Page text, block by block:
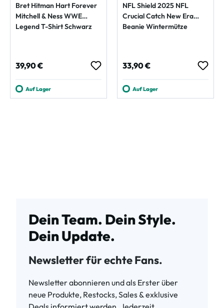
Bret Hitman Hart Forever
Mitchell & Ness WWE
Legend T-Shirt Schwarz
Regulärer Preis:
39,90 €
Auf Lager
NFL Shield 2025 NFL
Crucial Catch New Era
Beanie Wintermütze
Regulärer Preis:
33,90 €
Auf Lager
Dein Team. Dein Style.
Dein Update.
Newsletter für echte Fans.
Newsletter abonnieren und als Erster über
neue Produkte, Restocks, Sales & exklusive